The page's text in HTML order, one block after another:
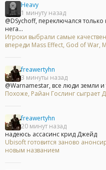
Heavy
1 минуту назад
@DSychoff, переключался
нега...
Игроки выбрали самые
впереди Mass Effect, God of War,
freawertyhn
3 минуты назад
@Warnamestar, все люди земли и
Похоже, Райан Гослинг сыграет
freawertyhn
20 минут назад
надеюсь ассасинс крид Джейд
Ubisoft готовится заново
новым названием